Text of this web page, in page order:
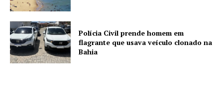
Polícia Civil prende homem em
flagrante que usava veículo clonado na
Bahia